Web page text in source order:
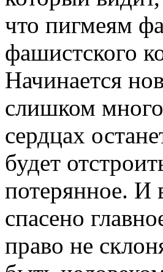
что пигмеям
фашистского
Начинается
слишком
сердцах
будет
потерянное. И
спасено
право не